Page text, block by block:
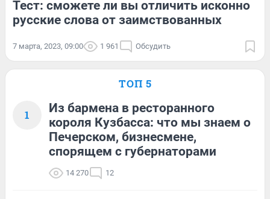
Тест: сможете ли вы отличить исконно
русские слова от заимствованных
7 марта, 2023, 09:00 1 961 Обсудить
ТОП 5
1
Из бармена в ресторанного
короля Кузбасса: что мы знаем о
Печерском, бизнесмене,
спорящем с губернаторами
14 270 12